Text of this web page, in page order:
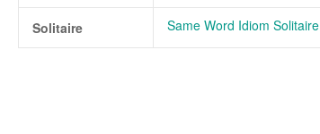
Solitaire Same Word Idiom Solitaire